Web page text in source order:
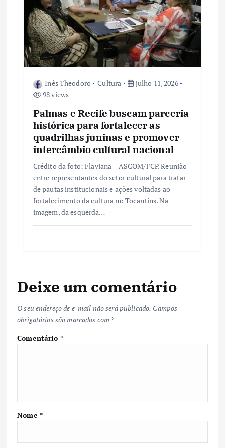
Inês Theodoro Cultura
julho 11, 2026
98 views
Palmas e Recife buscam parceria
histórica para fortalecer as
quadrilhas juninas e promover
intercâmbio cultural nacional
Crédito da foto: Flaviana – ASCOM/FCP. Reunião
entre representantes do setor cultural para tratar
de pautas institucionais e ações voltadas ao
fortalecimento da cultura no Tocantins. Na
imagem, da esquerda…
Deixe um comentário
O seu endereço de e-mail não será publicado. Campos
obrigatórios são marcados com *
Comentário *
Nome *